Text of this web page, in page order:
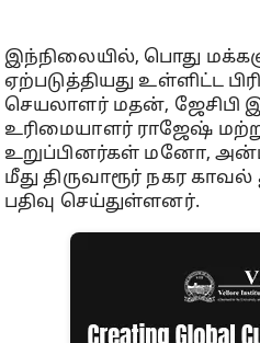
இந்நிலையில், பொது
ஏற்படுத்தியது உள்ளிட்ட
செயலாளர் மதன், ஜேசிபி
உரிமையாளர் ராஜேஷ்
உறுப்பினர்கள் மனோ,
மீது திருவாரூர் நகர
பதிவு செய்துள்ளனர்.